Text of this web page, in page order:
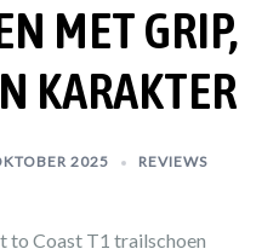
MET GRIP,
KARAKTER
2025 REVIEWS